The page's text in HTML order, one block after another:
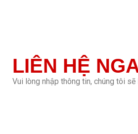
LIÊN HỆ
Vui lòng nhập thông tin, chúng tôi